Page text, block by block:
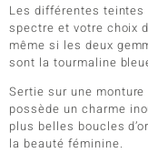
Les différentes
spectre et votre choix
même si les deux
sont la tourmaline
Sertie sur une
possède un charme
plus belles boucles
la beauté féminine.